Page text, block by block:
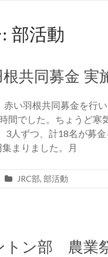
:部活動
根共同募金 実
赤い羽根共同募金を行
間でした。ちょうど寒
3人ずつ、計18名が募金
まりました。月
JRC部,部活動
トン部 農業